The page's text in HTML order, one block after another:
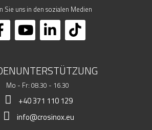
Sie uns in den sozialen Medien
Mo - Fr: 08.30 - 16.30
+40 371 110 129
info@crosinox.eu